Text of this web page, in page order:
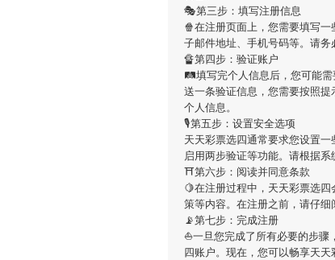
🎭第三步：填写注册信息
🍿在注册页面上，您需要填写
子邮件地址、手机号码等。请务
🔏第四步：验证账户
🛤填写完个人信息后，您可能需
送一条验证信息，您需要按照
个人信息。
🎙第五步：设置安全选项
天天彩票选四通常要求您设置一
启用两步验证等功能。请根据
⛩第六步：阅读并同意条款
🍋在注册过程中， 天天彩票选四
策等内容。在注册之前，请仔细
📡第七步：完成注册
⛵️一旦您完成了所有必要的步骤
四账户。现在，您可以畅享天天